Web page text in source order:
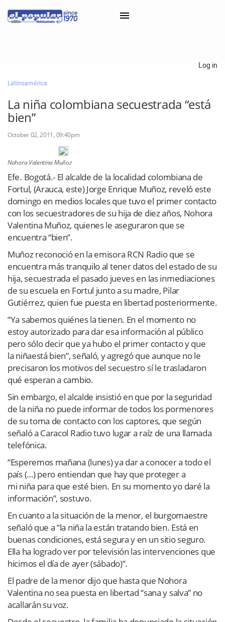
Classifieds
Categorías
Log in
Latinoamérica
La niña colombiana secuestrada “está
bien”
October 02, 2011, 09:40pm
Nohora Valentina Muñoz
Efe. Bogotá.- El alcalde de la localidad colombiana de
Fortul, (Arauca, este) Jorge Enrique Muñoz, reveló este
domingo en medios locales que tuvo el primer contacto
con los secuestradores de su hija de diez años, Nohora
Valentina Muñoz, quienes le aseguraron que se
encuentra “bien”.
Muñoz reconoció en la emisora RCN Radio que se
encuentra más tranquilo al tener datos del estado de su
hija, secuestrada el pasado jueves en las inmediaciones
de su escuela en Fortul junto a su madre, Pilar
Gutiérrez, quien fue puesta en libertad posteriormente.
“Ya sabemos quiénes la tienen. En el momento no
estoy autorizado para dar esa información al público
pero sólo decir que ya hubo el primer contacto y que
la niñaestá bien”, señaló, y agregó que aunque no le
precisaron los motivos del secuestro sí le trasladaron
qué esperan a cambio.
Sin embargo, el alcalde insistió en que por la seguridad
de la niña no puede informar de todos los pormenores
de su toma de contacto con los captores, que según
señaló a Caracol Radio tuvo lugar a raíz de una llamada
telefónica.
“Esperemos mañana (lunes) ya dar a conocer a todo el
país (…) pero entiendan que hay que proteger a
mi niña para que esté bien. En su momento yo daré la
información”, sostuvo.
En cuanto a la situación de la menor, el burgomaestre
señaló que a “la niña la están tratando bien. Está en
buenas condiciones, está segura y en un sitio seguro.
Ella ha logrado ver por televisión las intervenciones que
hicimos el día de ayer (sábado)”.
El padre de la menor dijo que hasta que Nohora
Valentina no sea puesta en libertad “sana y salva” no
acallarán su voz.